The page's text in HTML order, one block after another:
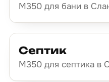
М350 для бани в
Септик
М350 для септика в